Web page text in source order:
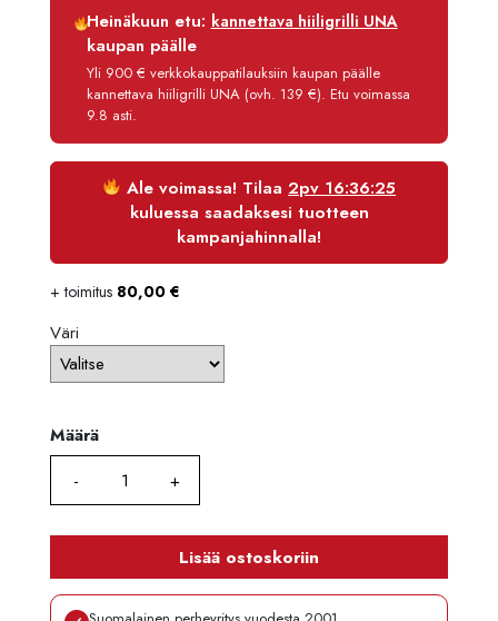
Luottoaika
12 kk
Korko
Käsittelymaksu
3,90 €/kk
Maksettava yhteensä
3 136,70 €
Heinäkuun etu: kannettava hiiligrilli UNA
kaupan päälle
Yli 900 € verkkokauppatilauksiin kaupan päälle
kannettava hiiligrilli UNA (ovh. 139 €). Etu voimassa
9.8 asti.
Ale voimassa! Tilaa2pv 16:36:25
kuluessa saadaksesi tuotteen
kampanjahinnalla!
+ toimitus 80,00 €
Väri
Määrä
Määrä
Lisää ostoskoriin